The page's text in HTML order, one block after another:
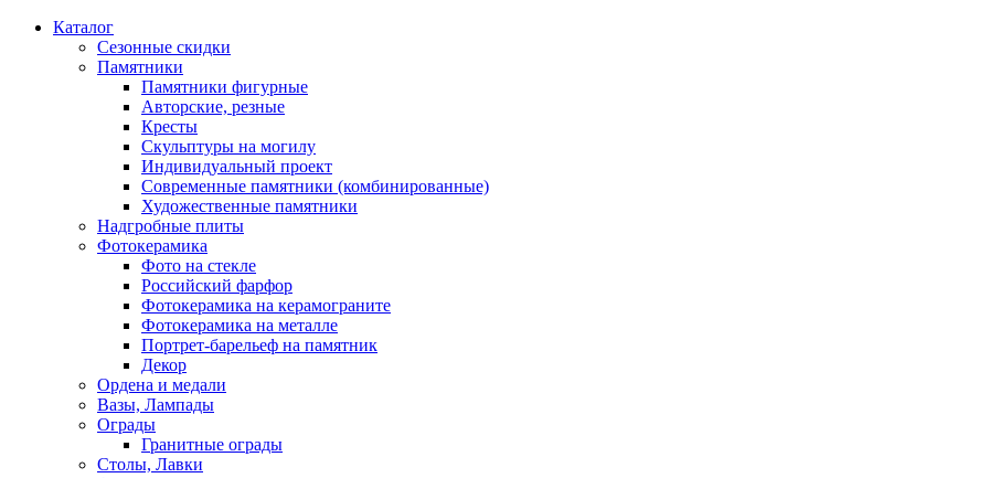
Каталог
Сезонные скидки
Памятники
Памятники фигурные
Авторские, резные
Кресты
Скульптуры на могилу
Индивидуальный проект
Современные памятники (комбинированные)
Художественные памятники
Надгробные плиты
Фотокерамика
Фото на стекле
Российский фарфор
Фотокерамика на керамограните
Фотокерамика на металле
Портрет-барельеф на памятник
Декор
Ордена и медали
Вазы, Лампады
Ограды
Гранитные ограды
Столы, Лавки